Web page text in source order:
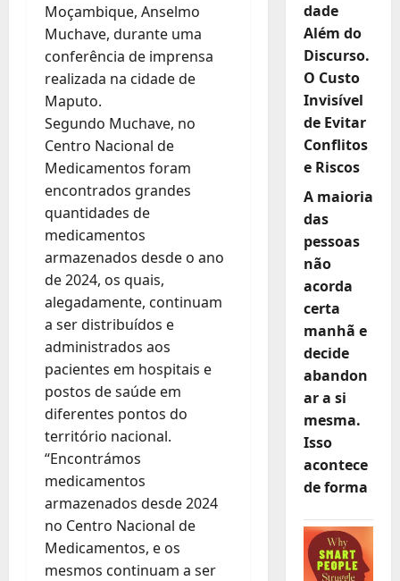
Moçambique, Anselmo
Muchave, durante uma
conferência de imprensa
realizada na cidade de
Maputo.
Segundo Muchave, no
Centro Nacional de
Medicamentos foram
encontrados grandes
quantidades de
medicamentos
armazenados desde o ano
de 2024, os quais,
alegadamente, continuam
a ser distribuídos e
administrados aos
pacientes em hospitais e
postos de saúde em
diferentes pontos do
território nacional.
“Encontrámos
medicamentos
armazenados desde 2024
no Centro Nacional de
Medicamentos, e os
mesmos continuam a ser
dade
Além do
Discurso.
O Custo
Invisível
de Evitar
Conflitos
e Riscos
A maioria
das
pessoas
não
acorda
certa
manhã e
decide
abandon
ar a si
mesma.
Isso
acontece
de forma